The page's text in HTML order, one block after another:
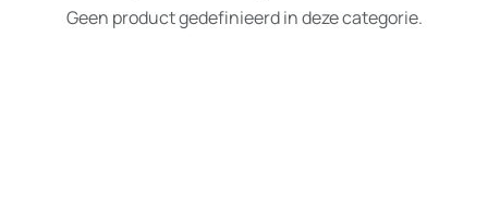
Geen product gedefinieerd in deze categorie.